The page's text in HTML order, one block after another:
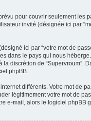
pour couvrir seulement les
invité (désignée ici par
ici par “votre mot de
dans le pays qui nous
discrétion de “Supervroum”.
phpBB.
différents. Votre mot de
légitimement votre mot de
e-mail, alors le logiciel phpBB